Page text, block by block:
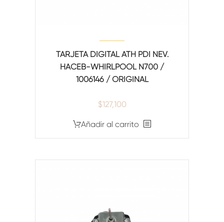
TARJETA DIGITAL ATH PDI NEV.
HACEB-WHIRLPOOL N700 /
1006146 / ORIGINAL
$127,100
Añadir al carrito